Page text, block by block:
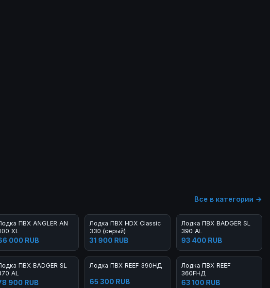
Все в категории →
ПВХ ANGLER AN
XL
000 RUB
Лодка ПВХ HDX Classic
330 (серый)
31 900 RUB
Лодка ПВХ BADGER SL
390 AL
93 400 RUB
ПВХ BADGER SL
AL
900 RUB
Лодка ПВХ REEF 390НД
65 300 RUB
Лодка ПВХ REEF
360FНД
63 100 RUB